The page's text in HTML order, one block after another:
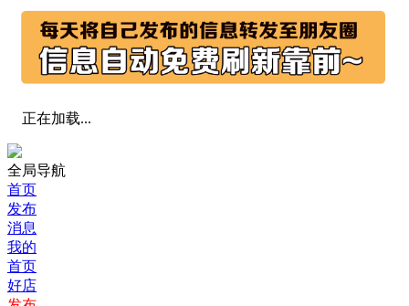
正在加载...
全局导航
首页
发布
消息
我的
首页
好店